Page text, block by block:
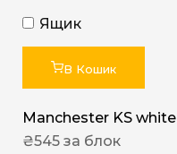
Ящик
В Кошик
Manchester KS white
₴545 за блок